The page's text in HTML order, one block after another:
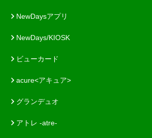
NewDaysアプリ
NewDays/KIOSK
ビューカード
acure<アキュア>
グランデュオ
アトレ -atre-